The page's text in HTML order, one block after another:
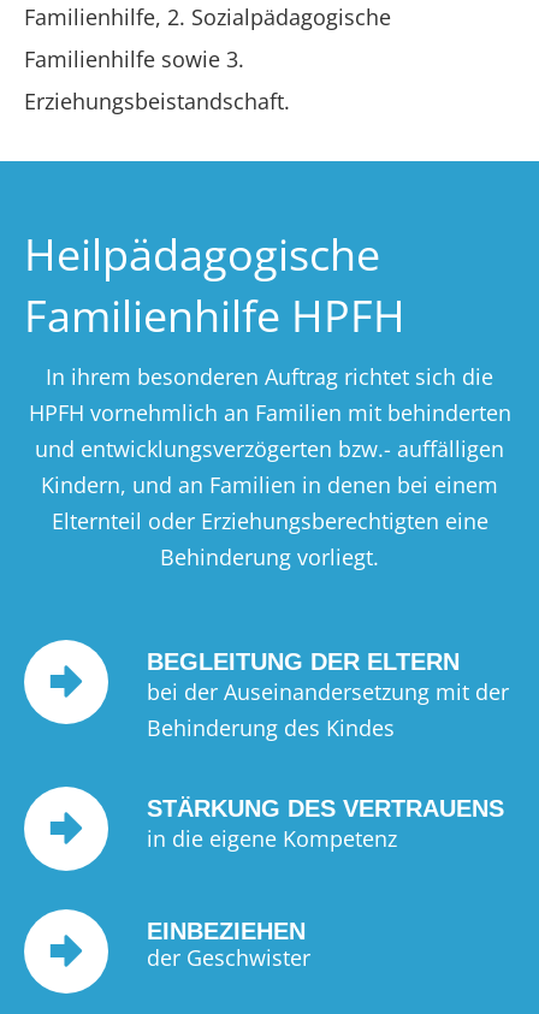
Familienhilfe, 2. Sozialpädagogische
Familienhilfe sowie 3.
Erziehungsbeistandschaft.
Heilpädagogische
Familienhilfe HPFH
In ihrem besonderen Auftrag richtet sich die
HPFH vornehmlich an Familien mit behinderten
und entwicklungsverzögerten bzw.- auffälligen
Kindern, und an Familien in denen bei einem
Elternteil oder Erziehungsberechtigten eine
Behinderung vorliegt.
BEGLEITUNG DER ELTERN
bei der Auseinandersetzung mit der
Behinderung des Kindes
STÄRKUNG DES VERTRAUENS
in die eigene Kompetenz
EINBEZIEHEN
der Geschwister